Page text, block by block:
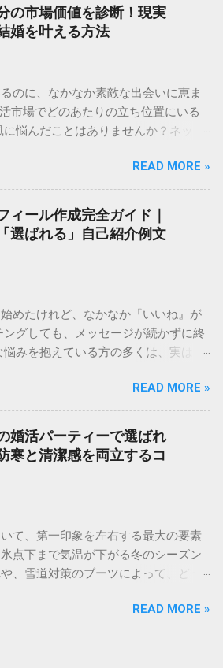
の市場価値を診断！現実
婚を叶える方法
のに、なかなか素敵な出会いに恵ま
市場でどのあたりの立ち位置にいる
悩んだことはありませんか？ネット
方も多いかもしれません。しかし、
客観的に把握することは、決して自
りません。 むしろ、今の自分の「市
ることは、最短ルートで幸せな結婚
武器 になります。 この記事では、
評価基準を詳しく解説し、自分のラ
うに戦略を立てれば良いのか、具体
ンク表とは、年齢、年収、学歴、外
を数値化し、婚活市場における「需
す。多くの結婚相談所やマッチング
るのが特徴です。 男性の評価ポイン
の場合、最も重視されるのは**「年
Sランク： 年収1000万円以上、医
ど Aランク： 年収700〜900万円、上
Bランク： 年収400〜600万円、一般
と容姿 女性の場合、婚活市場で最も
「年齢」と「外見の雰囲気」**で
盤まで、モデル並みの容姿、愛嬌があ
〜32歳前後、清楚で整った容姿、家事
30代後半、一般的な容姿、自立した仕
READ MORE »
ィール作成完全ガイド｜
選ばれる」自己紹介例文
始めたけれど、なかなか『いいね』が
ングしても、メッセージが続かずに終
みを抱えている方の多くは、実は プ
たの「第一印象」そのもの。どれだ
ても、入り口であるプロフィールで
、出会いの土俵に上がることすらで
ていく人たちには、共通した「プロフ
す。それは、単に自分を良く見せる
に安心感を与え、未来を想像させ
この記事では、多くの成婚者を輩出
徹底解説します。 1. 【写真編】0.5秒
大化する視覚戦略 婚活アプリにおい
素です。検索画面で並んだときに
しみやすさ」**の両立にあります。
READ MORE »
婚活パーティーで選ばれ
寒と清潔感を両立するコ
て、第一印象を左右する最大の要素
点下まで気温が下がる冬のシーズン
、雪道対策のブーツによって、どう
「でも、薄着で震えていては会話どこ
READ MORE »